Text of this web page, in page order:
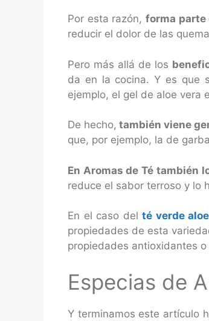
Por esta razón, forma parte
reducir el dolor de las
Pero más allá de los
da en la cocina. Y es que
ejemplo, el gel de aloe vera
De hecho, también viene
que, por ejemplo, la de
En Aromas de Té también
reduce el sabor terroso y lo
En el caso delté verde
propiedades de esta
propiedades antioxidantes
Especias de
Y terminamos este artículo